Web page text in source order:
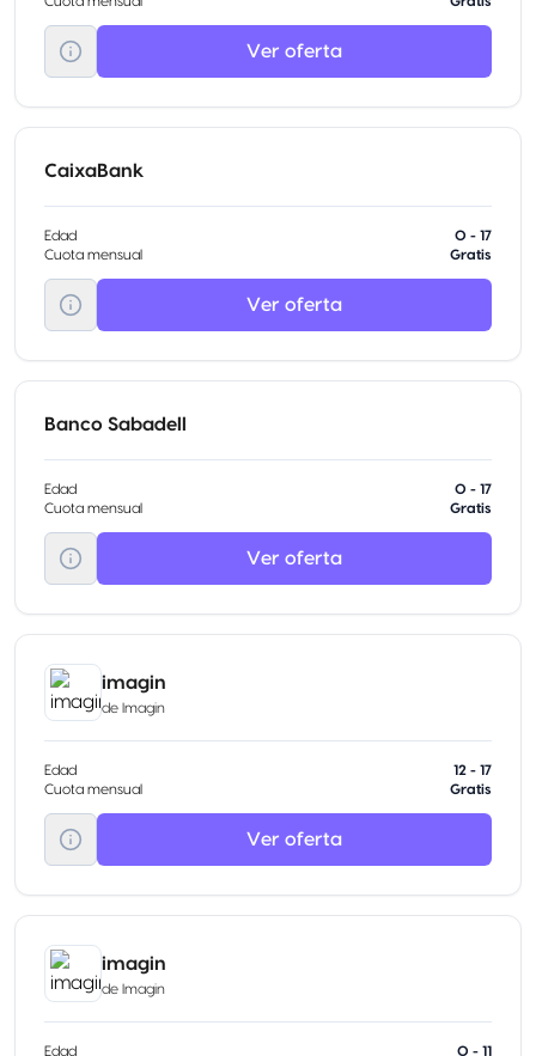
Ver oferta
CaixaBank
Edad
0 - 17
Cuota mensual
Gratis
Ver oferta
Banco Sabadell
Edad
0 - 17
Cuota mensual
Gratis
Ver oferta
imagin
de Imagin
Edad
12 - 17
Cuota mensual
Gratis
Ver oferta
imagin
de Imagin
Edad
0 - 11